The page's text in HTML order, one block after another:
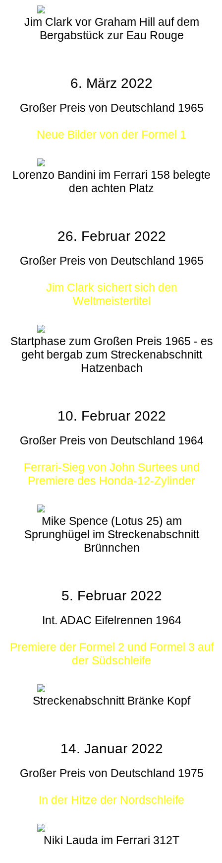
Jim Clark vor Graham Hill auf dem
Bergabstück zur Eau Rouge
6. März 2022
Großer Preis von Deutschland 1965
Neue Bilder von der Formel 1
Lorenzo Bandini im Ferrari 158 belegte
den achten Platz
26. Februar 2022
Großer Preis von Deutschland 1965
Jim Clark sichert sich den
Weltmeistertitel
Startphase zum Großen Preis 1965 - es
geht bergab zum Streckenabschnitt
Hatzenbach
10. Februar 2022
Großer Preis von Deutschland 1964
Ferrari-Sieg von John Surtees und
Premiere des Honda-12-Zylinder
Mike Spence (Lotus 25) am
Sprunghügel im Streckenabschnitt
Brünnchen
5. Februar 2022
Int. ADAC Eifelrennen 1964
Premiere der Formel 2 und Formel 3 auf
der Südschleife
Streckenabschnitt Bränke Kopf
14. Januar 2022
Großer Preis von Deutschland 1975
In der Hitze der Nordschleife
Niki Lauda im Ferrari 312T